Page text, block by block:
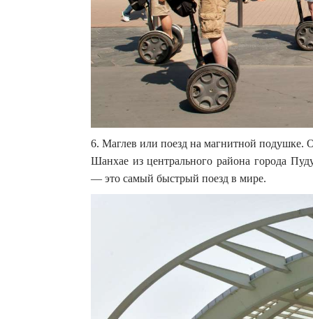
6. Маглев или поезд на магнитной подушке.
Шанхае из центрального района города
— это самый быстрый поезд в мире.